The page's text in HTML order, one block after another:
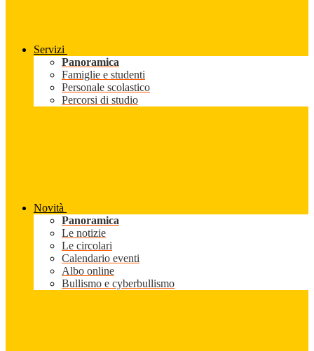
Servizi
Panoramica
Famiglie e studenti
Personale scolastico
Percorsi di studio
Novità
Panoramica
Le notizie
Le circolari
Calendario eventi
Albo online
Bullismo e cyberbullismo